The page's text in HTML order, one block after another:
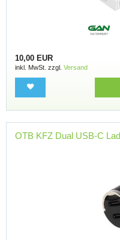
10,00 EUR
inkl. MwSt. zzgl. Versand
OTB KFZ Dual USB-C